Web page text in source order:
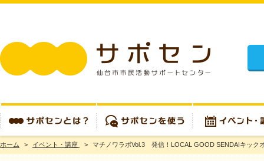
サポセンとは？ サポセンを使う イベント・講座
ホーム > イベント・講座 > マチノワラボVol.3 発信！LOCAL GOOD SENDAIキック